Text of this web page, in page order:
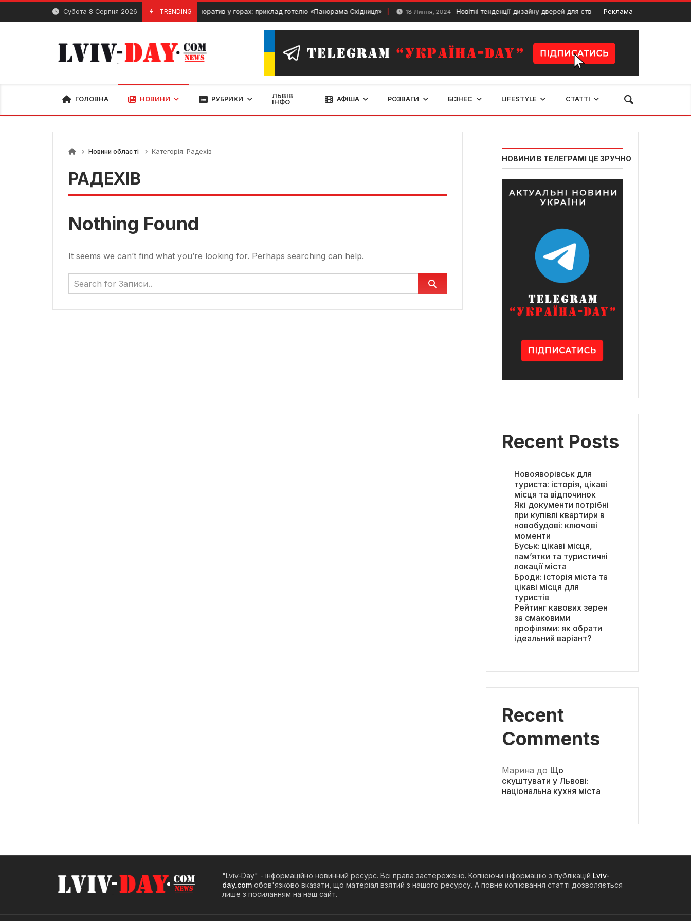
Skip
content
Субота 8 Серпня 2026 TRENDING
1 Листопада, 2025 Як організувати ідеальний корпоратив у горах: приклад готелю «Панорама Східниця» 18 Липня, 2024 Новітні тенденції дизайну дверей для створення вишуканого інтер’єру
Реклама
ГОЛОВНА НОВИНИ РУБРИКИ
ЛЬВІВ
ІНФО
АФІША РОЗВАГИ БІЗНЕС LIFESTYLE СТАТТІ
Новини області Категорія: Радехів
РАДЕХІВ
Nothing Found
It seems we can’t find what you’re looking for. Perhaps searching can help.
НОВИНИ В ТЕЛЕГРАМІ ЦЕ ЗРУЧНО
Recent Posts
Новояворівськ для
туриста: історія, цікаві
місця та відпочинок
Які документи потрібні
при купівлі квартири в
новобудові: ключові
моменти
Буськ: цікаві місця,
пам’ятки та туристичні
локації міста
Броди: історія міста та
цікаві місця для
туристів
Рейтинг кавових зерен
за смаковими
профілями: як обрати
ідеальний варіант?
Recent
Comments
Марина до Що
скуштувати у Львові:
національна кухня міста
"Lviv-Day" - інформаційно новинний ресурс. Всі права застережено. Копіюючи інформацію з публікацій Lviv-
day.com обов'язково вказати, що матеріал взятий з нашого ресурсу. А повне копіювання статті дозволяється
лише з посиланням на наш сайт.